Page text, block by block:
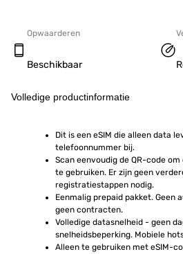
Opwaarderen
Beschikbaar
Volledige productinformatie
Dit is een eSIM die alleen data
telefoonnummer bij.
Scan eenvoudig de QR-code
te gebruiken. Er zijn geen
registratiestappen nodig.
Eenmalig prepaid pakket. Geen
geen contracten.
Volledige datasnelheid - geen
snelheidsbeperking. Mobiele
Alleen te gebruiken met eSIM-